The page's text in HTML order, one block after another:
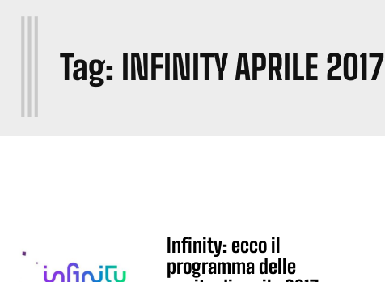
Tag: INFINITY APRILE 2017
I
Infinity: ecco il
programma delle